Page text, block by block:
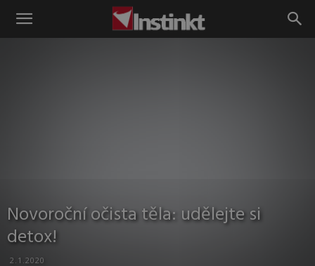
Instinkt
Novoroční očista těla: udělejte si
detox!
2.1.2020